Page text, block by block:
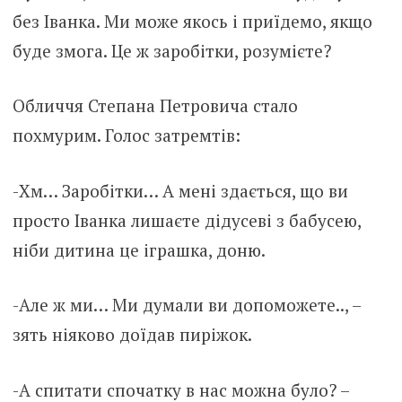
без Іванка. Ми може якось і приїдемо, якщо
буде змога. Це ж заробітки, розумієте?
Обличчя Степана Петровича стало
похмурим. Голос затремтів:
-Хм… Заробітки… А мені здається, що ви
просто Іванка лишаєте дідусеві з бабусею,
ніби дитина це іграшка, доню.
-Але ж ми… Ми думали ви допоможете.., –
зять ніяково доїдав пиріжок.
-А спитати спочатку в нас можна було? –